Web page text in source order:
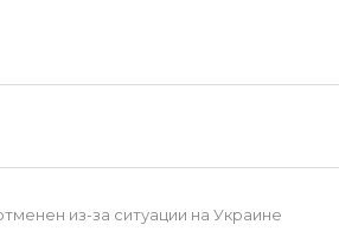
из-за ситуации на Украине